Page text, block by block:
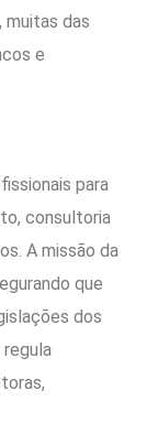
das
e
para
consultoria
A missão da
que
dos